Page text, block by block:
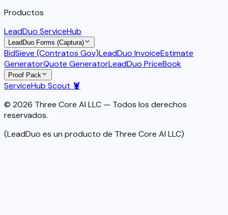
Productos
LeadDuo ServiceHub
LeadDuo Forms (Captura)
BidSieve (Contratos Gov)LeadDuo InvoiceEstimate
GeneratorQuote GeneratorLeadDuo PriceBook
Proof Pack
ServiceHub Scout 🦞
© 2026 Three Core AI LLC — Todos los derechos
reservados.
(LeadDuo es un producto de Three Core AI LLC)